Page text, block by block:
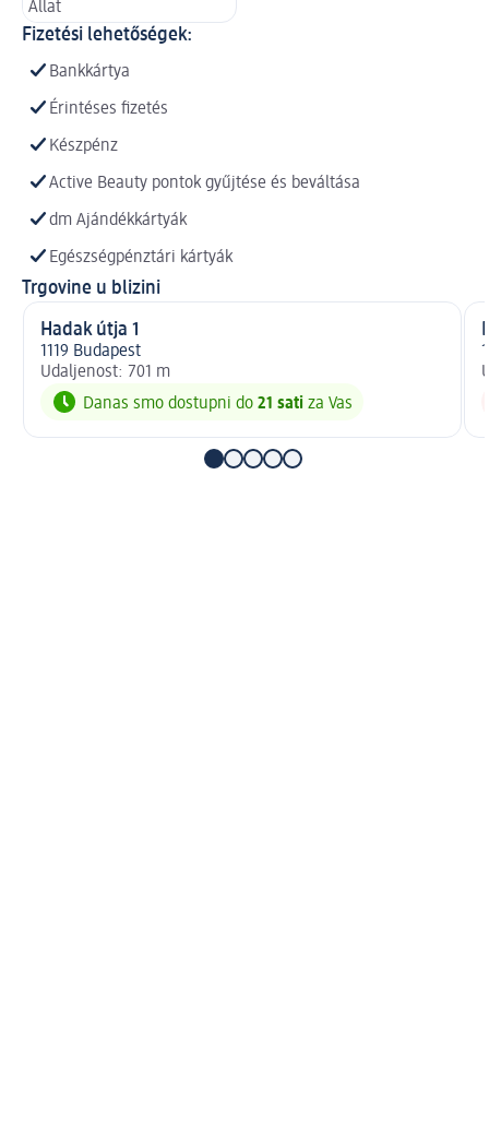
Állat
Fizetési lehetőségek:
Bankkártya
Érintéses fizetés
Készpénz
Active Beauty pontok gyűjtése és beváltása
dm Ajándékkártyák
Egészségpénztári kártyák
Trgovine u blizini
Hadak útja 1
1119 Budapest
Udaljenost: 701 m
Danas smo dostupni do 21 sati za Vas